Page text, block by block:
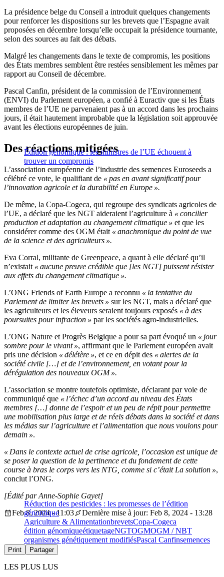
La présidence belge du Conseil a introduit quelques changements
pour renforcer les dispositions sur les brevets que l’Espagne avait
proposées en décembre lorsqu’elle occupait la présidence tournante,
selon des sources au fait des débats.
Malgré les changements dans le texte de compromis, les positions
des États membres semblent être restées sensiblement les mêmes par
rapport au Conseil de décembre.
Pascal Canfin, président de la commission de l’Environnement
(ENVI) du Parlement européen, a confié à Euractiv que si les États
membres de l’UE ne parvenaient pas à un accord dans les prochains
jours, il était hautement improbable que la législation soit approuvée
avant les élections européennes de juin.
Édition génomique : les ministres de l’UE échouent à
trouver un compromis
Des réactions mitigées
L’association européenne de l’industrie des semences Euroseeds a
célébré ce vote, le qualifiant de « pas en avant significatif pour
l’innovation agricole et la durabilité en Europe ».
De même, la Copa-Cogeca, qui regroupe des syndicats agricoles de
l’UE, a déclaré que les NGT aideraient l’agriculture à « concilier
production et adaptation au changement climatique » et que les
considérer comme des OGM était « anachronique du point de vue
de la science et des agriculteurs ».
Eva Corral, militante de Greenpeace, a quant à elle déclaré qu’il
n’existait « aucune preuve crédible que [les NGT] puissent résister
aux effets du changement climatique ».
L’ONG Friends of Earth Europe a reconnu « la tentative du
Parlement de limiter les brevets » sur les NGT, mais a déclaré que
les agriculteurs et les éleveurs seraient toujours exposés « à des
poursuites pour infraction » par les sociétés agro-industrielles.
L’ONG Nature et Progrès Belgique a pour sa part évoqué un « jour
sombre pour le vivant », affirmant que le Parlement européen avait
pris une décision « délétère », et ce en dépit des « alertes de la
société civile […] et de l’environnement, en votant pour la
dérégulation des nouveaux OGM ».
L’association se montre toutefois optimiste, déclarant par voie de
communiqué que « l’échec d’un accord au niveau des États
membres […] donne de l’espoir et un peu de répit pour permettre
une mobilisation plus large et de réels débats dans la société et dans
les médias sur l’agriculture et l’alimentation que nous voulons pour
demain ».
« Dans le contexte actuel de crise agricole, l’occasion est unique de
se poser la question de la pertinence et du fondement de cette
course à bras le corps vers les NTG, comme si c’était La solution »,
conclut l’ONG.
Réduction des pesticides : les promesses de l’édition
génomique
[Édité par Anne-Sophie Gayet]
Feb 8, 2024 - 11:03
Dernière mise à jour: Feb 8, 2024 - 13:28
Agriculture & AlimentationbrevetsCopa-Cogeca
édition génomiqueétiquetageNGTOGMOGM / NBT
organismes génétiquement modifiésPascal Canfinsemences
Print Partager
LES PLUS LUS